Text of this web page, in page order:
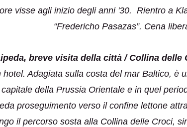
visse agli inizio degli anni '30. Rientro a
“Fredericho Pasazas”. Cena
breve visita della città / Collina
Adagiata sulla costa del mar Baltico, è
della Prussia Orientale e in quel
proseguimento verso il confine lettone
il percorso sosta alla Collina delle Croci,